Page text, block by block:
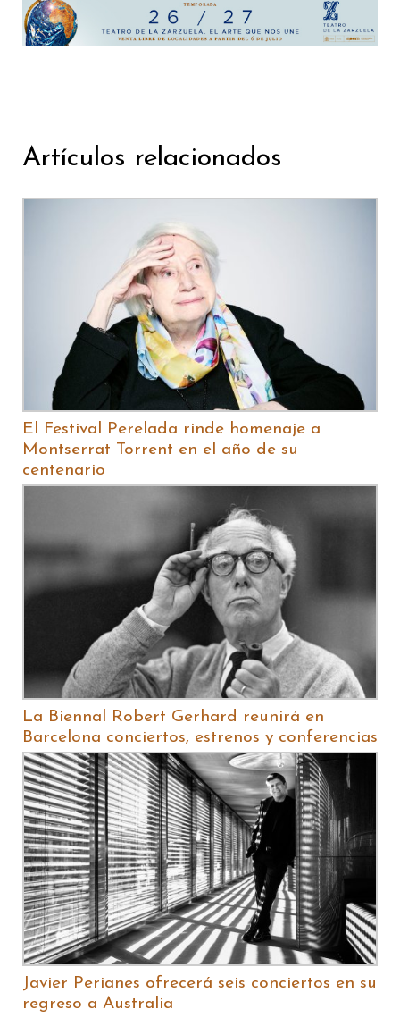
Artículos relacionados
El Festival Perelada rinde homenaje a
Montserrat Torrent en el año de su
centenario
La Biennal Robert Gerhard reunirá en
Barcelona conciertos, estrenos y conferencias
Javier Perianes ofrecerá seis conciertos en su
regreso a Australia